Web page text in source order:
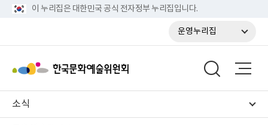
이 누리집은 대한민국 공식 전자정부 누리집입니다.
운영누리집
소식